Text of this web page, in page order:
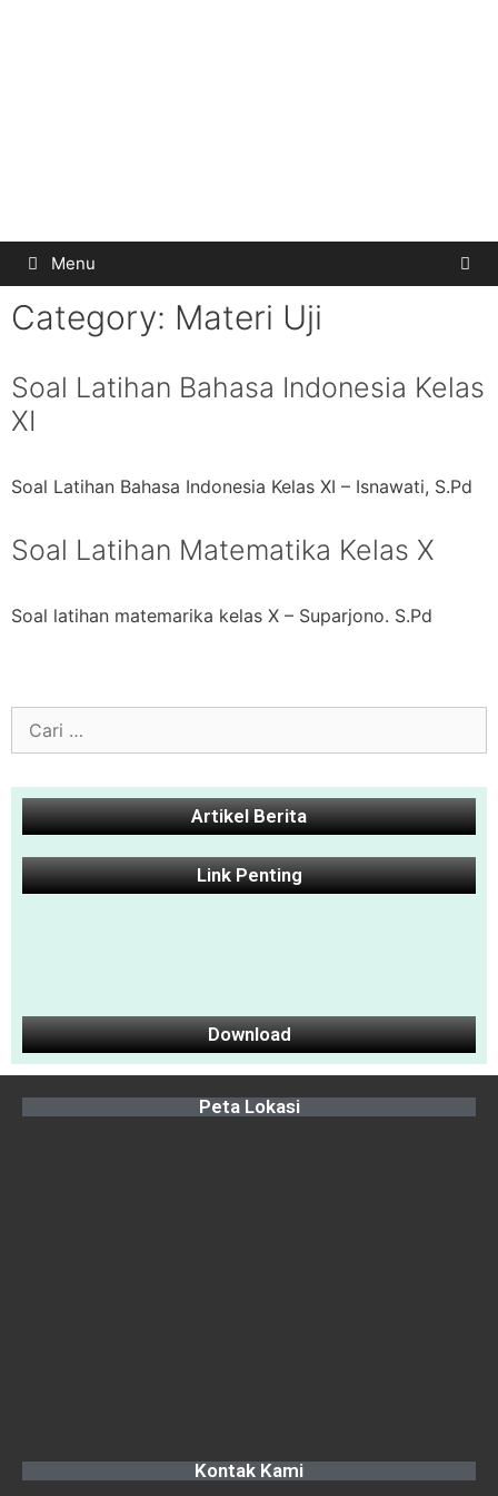
Menu
Category: Materi Uji
Soal Latihan Bahasa Indonesia Kelas
XI
Soal Latihan Bahasa Indonesia Kelas XI – Isnawati, S.Pd
Soal Latihan Matematika Kelas X
Soal latihan matemarika kelas X – Suparjono. S.Pd
Artikel Berita
Link Penting
Download
Peta Lokasi
Kontak Kami